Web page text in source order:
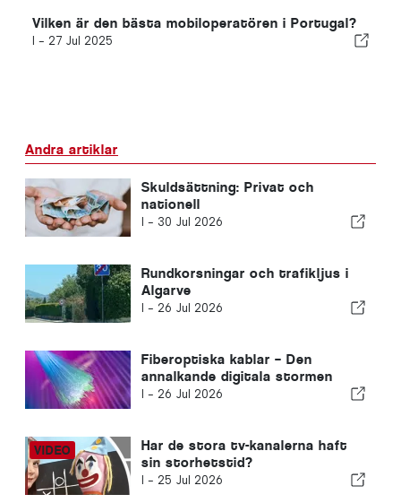
Vilken är den bästa mobiloperatören i Portugal?
I - 27 Jul 2025
Andra artiklar
Skuldsättning: Privat och
nationell
I - 30 Jul 2026
Rundkorsningar och trafikljus i
Algarve
I - 26 Jul 2026
Fiberoptiska kablar – Den
annalkande digitala stormen
I - 26 Jul 2026
Har de stora tv-kanalerna haft
sin storhetstid?
I - 25 Jul 2026